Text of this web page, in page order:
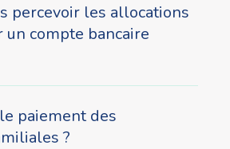
percevoir les allocations
compte bancaire
paiement des
?